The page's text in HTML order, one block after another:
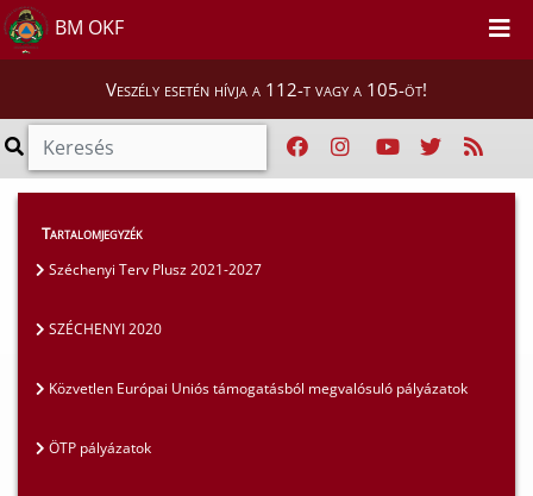
BM OKF
Veszély esetén hívja a 112-t vagy a 105-öt!
Szakmai tájékoztatók
SZÉCHENYI 2020
Tartalomjegyzék
Széchenyi Terv Plusz 2021-2027
SZÉCHENYI 2020
Közvetlen Európai Uniós támogatásból megvalósuló pályázatok
ÖTP pályázatok